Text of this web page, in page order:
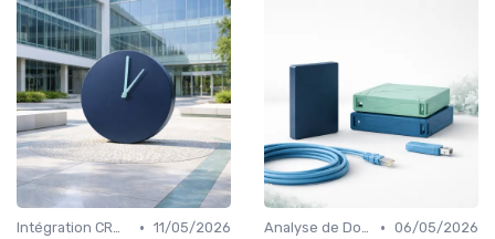
Intégration CRM et Marketing • 11/05/2026
Analyse de Données et Mesure de Performance • 06/05/2026